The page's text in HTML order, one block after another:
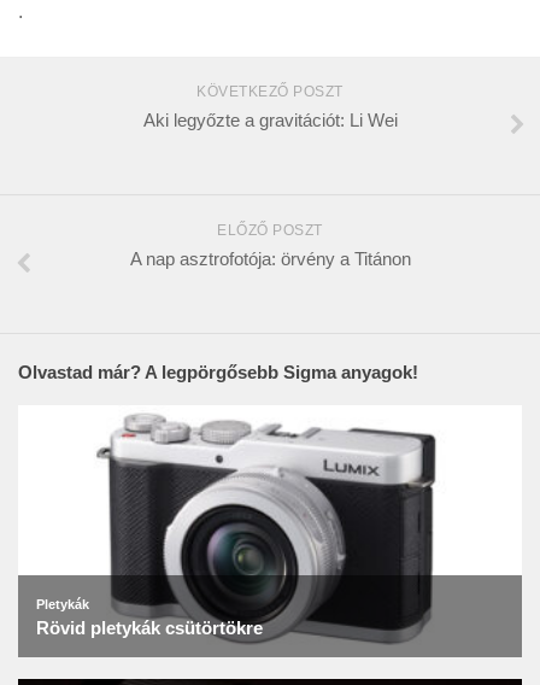
.
KÖVETKEZŐ POSZT
Aki legyőzte a gravitációt: Li Wei
ELŐZŐ POSZT
A nap asztrofotója: örvény a Titánon
Olvastad már? A legpörgősebb Sigma anyagok!